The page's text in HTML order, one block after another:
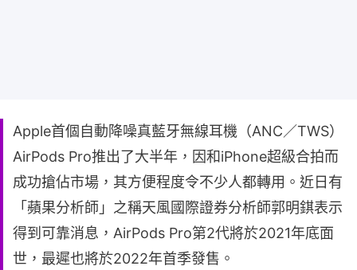
Apple首個自動降噪真藍牙無線耳機（ANC／TWS）
AirPods Pro推出了大半年，因和iPhone超級合拍而
成功搶佔市場，其方便程度令不少人都轉用。近日有
「蘋果分析師」之稱天風國際證券分析師郭明錤表示
得到可靠消息，AirPods Pro第2代將於2021年底面
世，最遲也將於2022年首季發售。